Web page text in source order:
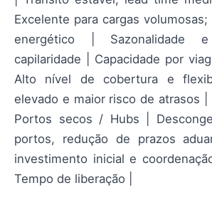
Excelente para cargas
energético | Sazonalidade
capilaridade | Capacidade por
Alto nível de cobertura e
elevado e maior risco de atrasos |
Portos secos / Hubs |
portos, redução de prazos
investimento inicial e
Tempo de liberação |